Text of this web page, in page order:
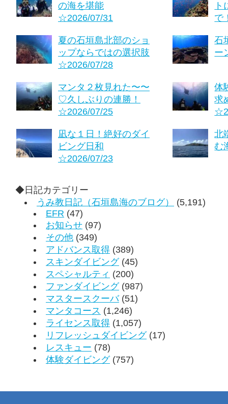
の海を堪能
☆2026/07/31
で
夏の石垣島北部のショ
ップならではの選択肢
☆2026/07/28
石
ー
マンタ２枚見れた〜〜
♡久しぶりの連勝！
☆2026/07/25
体
求
凪な１日！絶好のダイ
ビング日和
☆2026/07/23
北
む
◆日記カテゴリー
うみ教日記（石垣島海のブログ）
(5,191)
EFR (47)
お知らせ (97)
その他 (349)
アドバンス取得 (389)
スキンダイビング(45)
スペシャルティ (200)
ファンダイビング(987)
マスタースクーバ(51)
マンタコース (1,246)
ライセンス取得 (1,057)
リフレッシュダイビング(17)
レスキュー (78)
体験ダイビング(757)